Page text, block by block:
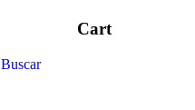
Cart
Buscar